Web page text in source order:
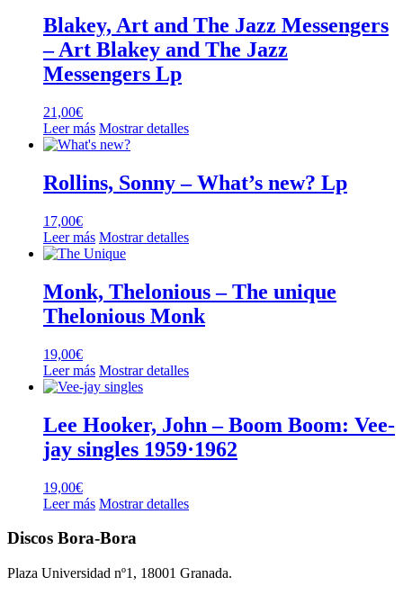
Blakey, Art and The Jazz Messengers
– Art Blakey and The Jazz
Messengers Lp
21,00€
Leer más Mostrar detalles
Rollins, Sonny – What’s new? Lp
17,00€
Leer más Mostrar detalles
Monk, Thelonious – The unique
Thelonious Monk
19,00€
Leer más Mostrar detalles
Lee Hooker, John – Boom Boom: Vee-
jay singles 1959·1962
19,00€
Leer más Mostrar detalles
Discos Bora-Bora
Plaza Universidad nº1, 18001 Granada.